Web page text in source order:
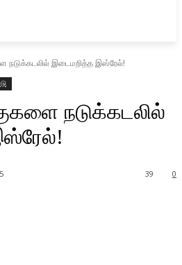
நடுக்கடலில் இடைமறித்த இஸ்ரேல்!
நடுக்கடலில்
0
39